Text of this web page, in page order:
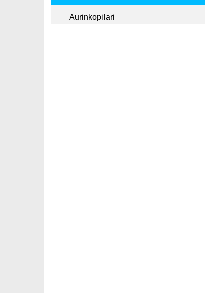
Aurinkopilari